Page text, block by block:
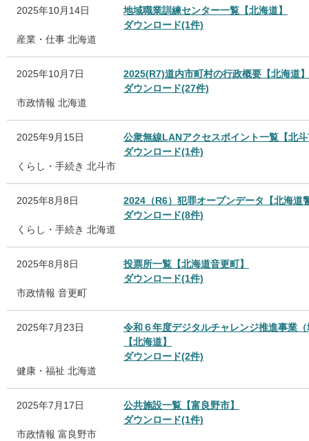
2025年10月14日
地域職業訓練センター一覧【北海道】
ダウンロード(1件)
産業・仕事 北海道
2025年10月7日
2025(R7)道内市町村の行政概要【北海道】
ダウンロード(27件)
市政情報 北海道
2025年9月15日
公衆無線LANアクセスポイント一覧【北
ダウンロード(1件)
くらし・手続き 北斗市
2025年8月8日
2024（R6）犯罪オープンデータ【北海道
ダウンロード(8件)
くらし・手続き 北海道
2025年8月8日
投票所一覧【北海道音更町】
ダウンロード(1件)
市政情報 音更町
2025年7月23日
令和６年度デジタルチャレンジ推進事業
【北海道】
ダウンロード(2件)
健康・福祉 北海道
2025年7月17日
公共施設一覧【富良野市】
ダウンロード(1件)
市政情報 富良野市